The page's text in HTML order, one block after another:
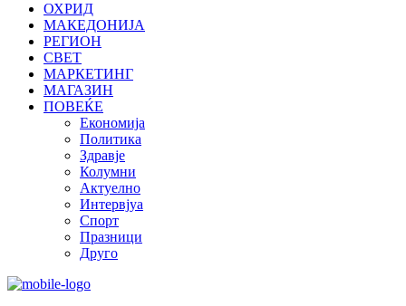
ОХРИД
МАКЕДОНИЈА
РЕГИОН
СВЕТ
МАРКЕТИНГ
МАГАЗИН
ПОВЕЌЕ
Економија
Политика
Здравје
Колумни
Актуелно
Интервјуа
Спорт
Празници
Друго